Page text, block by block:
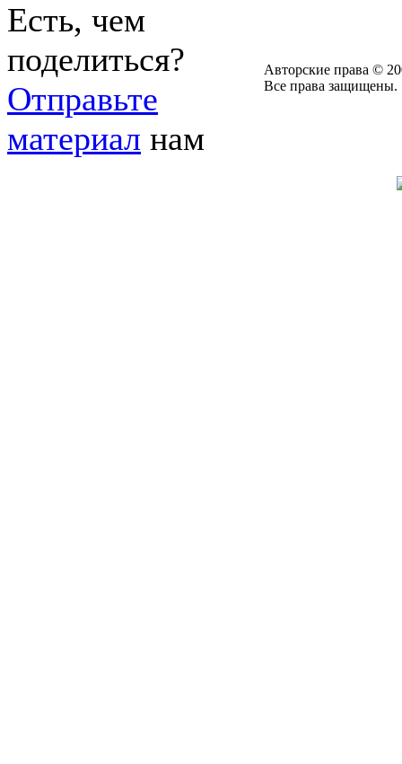
Есть, чем
поделиться?
Отправьте
материал нам
Авторские права ©
Все права защищены.